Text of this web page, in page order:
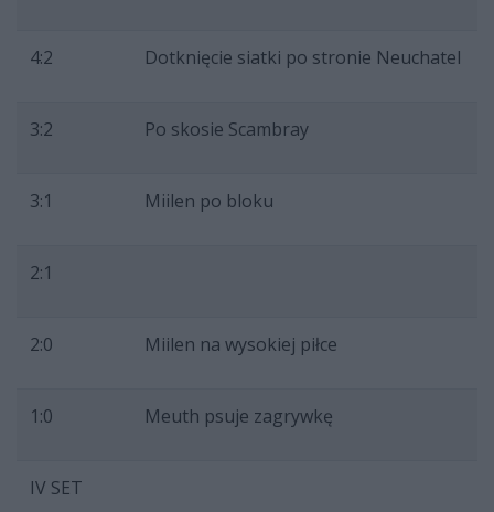
4:2 Dotknięcie siatki po stronie Neuchatel
3:2 Po skosie Scambray
3:1 Miilen po bloku
2:1
2:0 Miilen na wysokiej piłce
1:0 Meuth psuje zagrywkę
IV SET